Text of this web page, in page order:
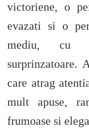
victoriene, o
evazati si o
mediu, cu
surprinzatoare.
care atrag
mult apuse,
frumoase si